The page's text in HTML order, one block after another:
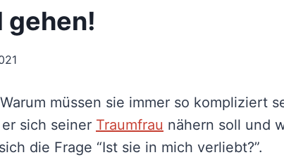
gehen!
müssen sie immer so kompliziert
sich seiner Traumfrau nähern soll und
die Frage “Ist sie in mich verliebt?”.